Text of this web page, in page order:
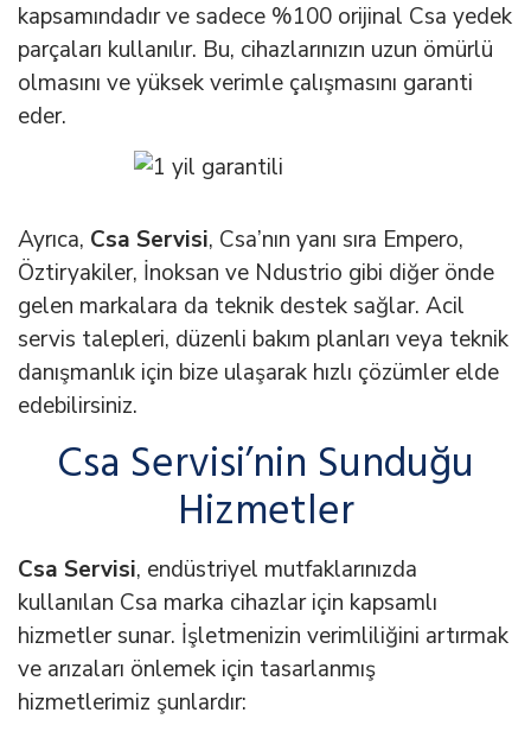
kapsamındadır ve sadece %100 orijinal Csa yedek
parçaları kullanılır. Bu, cihazlarınızın uzun ömürlü
olmasını ve yüksek verimle çalışmasını garanti
eder.
Ayrıca, Csa Servisi, Csa’nın yanı sıra Empero,
Öztiryakiler, İnoksan ve Ndustrio gibi diğer önde
gelen markalara da teknik destek sağlar. Acil
servis talepleri, düzenli bakım planları veya teknik
danışmanlık için bize ulaşarak hızlı çözümler elde
edebilirsiniz.
Csa Servisi’nin Sunduğu
Hizmetler
Csa Servisi, endüstriyel mutfaklarınızda
kullanılan Csa marka cihazlar için kapsamlı
hizmetler sunar. İşletmenizin verimliliğini artırmak
ve arızaları önlemek için tasarlanmış
hizmetlerimiz şunlardır: